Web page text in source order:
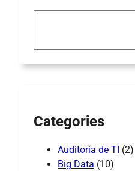
Categories
Auditoría de TI (2)
Big Data (10)